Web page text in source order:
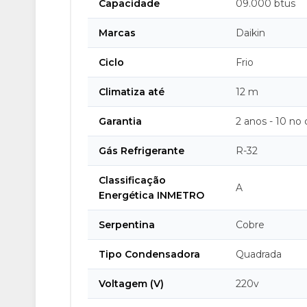
Capacidade 09.000 btus
Marcas Daikin
Ciclo Frio
Climatiza até 12 m
Garantia 2 anos - 10 no
Gás Refrigerante R-32
Classificação
Energética INMETRO
A
Serpentina Cobre
Tipo Condensadora Quadrada
Voltagem (V) 220v